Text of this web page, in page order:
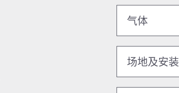
气体
场地及安装